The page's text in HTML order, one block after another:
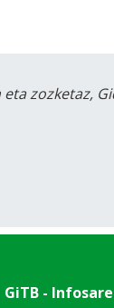
eta zozketaz,
GiTB - Infosare